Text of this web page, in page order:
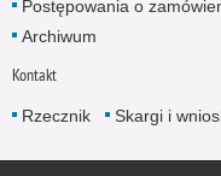
Postępowania o
Archiwum
Kontakt
Rzecznik Skargi i